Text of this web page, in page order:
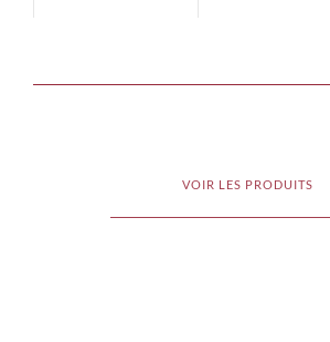
VOIR LES PRODUITS